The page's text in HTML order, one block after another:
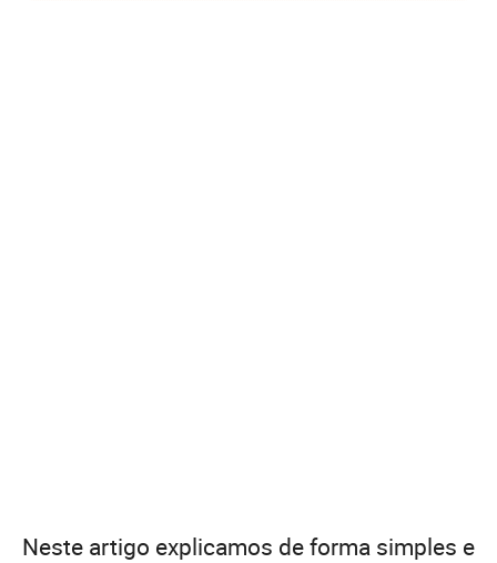
Neste artigo explicamos de forma simples e